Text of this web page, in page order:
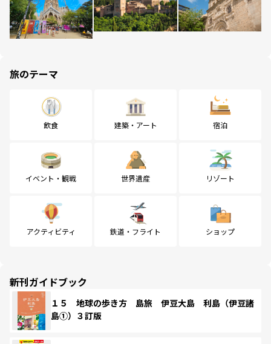
旅のテーマ
飲食 建築・アート 宿泊
イベント・観戦 世界遺産 リゾート
アクティビティ 鉄道・フライト ショップ
新刊ガイドブック
１５ 地球の歩き方 島旅 伊豆大島 利島（伊豆諸
島①）３訂版